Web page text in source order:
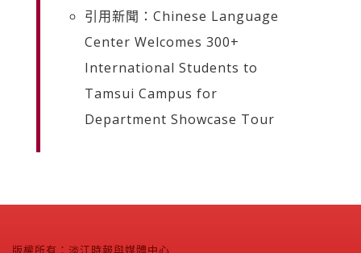
引用新聞：Chinese Language
Center Welcomes 300+
International Students to
Tamsui Campus for
Department Showcase Tour
版權所有：淡江時報與媒體中心